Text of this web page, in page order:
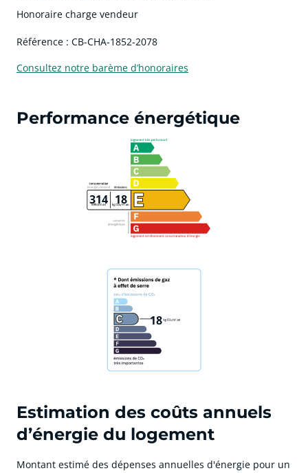
Honoraire charge vendeur
Référence : CB-CHA-1852-2078
Consultez notre barème d’honoraires
Performance énergétique
314 18
18
Estimation des coûts annuels
d’énergie du logement
Montant estimé des dépenses annuelles d'énergie pour un